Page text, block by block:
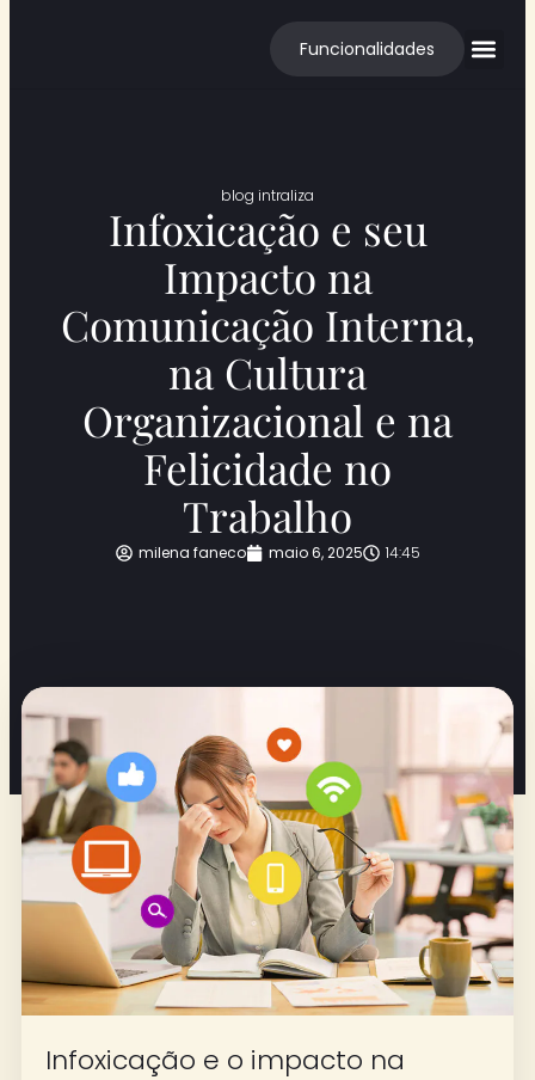
Funcionalidades
blog intraliza
Infoxicação e seu
Impacto na
Comunicação Interna,
na Cultura
Organizacional e na
Felicidade no
Trabalho​
milena faneco maio 6, 2025 14:45
Infoxicação e o impacto na